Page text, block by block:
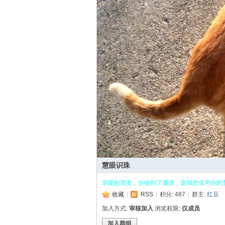
涯
小
慧眼识珠
亲爱的朋友，你收到了邀请，是我想借用你
收藏
RSS 积分: 487 群主: 红豆
加入方式: 审核加入 浏览权限: 仅成员
加入群组